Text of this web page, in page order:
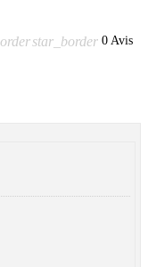
star_border 0 Avis